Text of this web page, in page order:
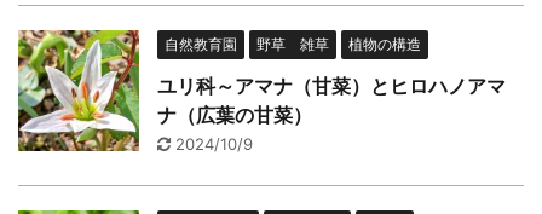
自然教育園 野草 雑草 植物の構造
ユリ科～アマナ（甘菜）とヒロハノアマ
ナ（広葉の甘菜）
2024/10/9